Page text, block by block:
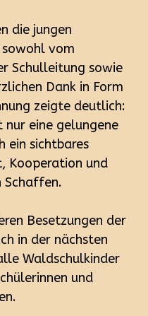
die jungen
vom
Schulleitung sowie
Dank in Form
zeigte deutlich:
eine gelungene
ein sichtbares
Kooperation und
Schaffen.
Besetzungen der
in der nächsten
Waldschulkinder
und